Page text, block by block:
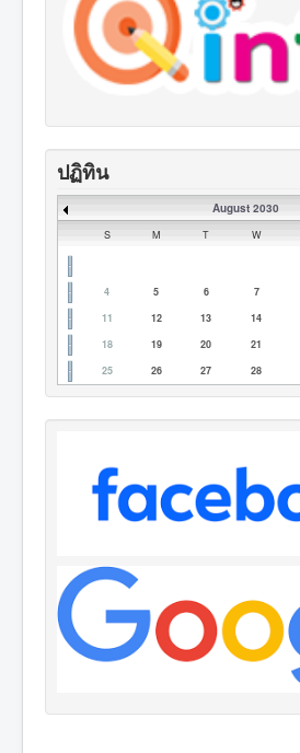
ปฏิทิน
August 2030
S M T W
4
5 6 7
11
12 13 14
18
19 20 21
25
26 27 28